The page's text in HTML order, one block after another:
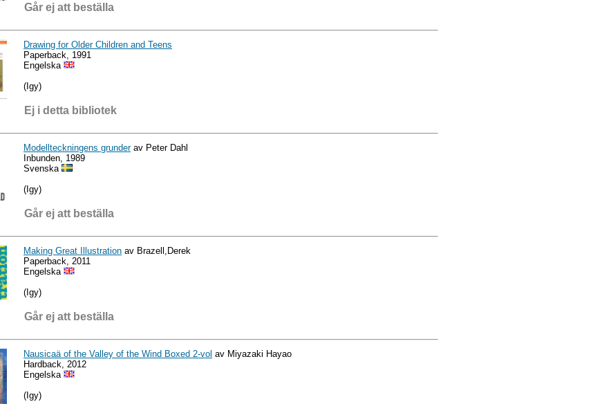
Går ej att beställa
Drawing for Older Children and Teens
Paperback, 1991
Engelska
(Igy)
Ej i detta bibliotek
Modellteckningens grunderav Peter Dahl
Inbunden, 1989
Svenska
(Igy)
Går ej att beställa
Making Great Illustration av Brazell,Derek
Paperback, 2011
Engelska
(Igy)
Går ej att beställa
Nausicaä of the Valley of the Wind Boxed 2-vol av Miyazaki Hayao
Hardback, 2012
Engelska
(Igy)